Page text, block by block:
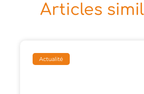
Articles
Actualité